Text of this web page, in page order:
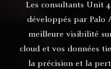
Les consultants Unit
développés par Palo
meilleure visibilité
cloud et vos données
la précision et la